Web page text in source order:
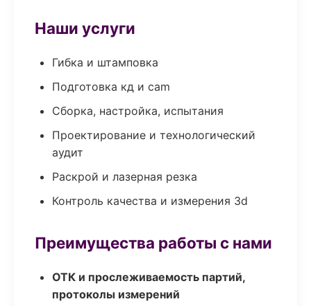
Наши услуги
Гибка и штамповка
Подготовка кд и cam
Сборка, настройка, испытания
Проектирование и технологический
аудит
Раскрой и лазерная резка
Контроль качества и измерения 3d
Преимущества работы с нами
ОТК и прослеживаемость партий,
протоколы измерений